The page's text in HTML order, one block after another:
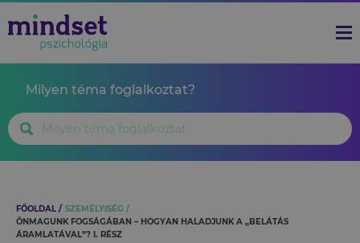
Milyen téma foglalkoztat?
FŐOLDAL
SZEMÉLYISÉG
ÖNMAGUNK FOGSÁGÁBAN – HOGYAN HALADJUNK A „BELÁTÁS
ÁRAMLATÁVAL”? I. RÉSZ